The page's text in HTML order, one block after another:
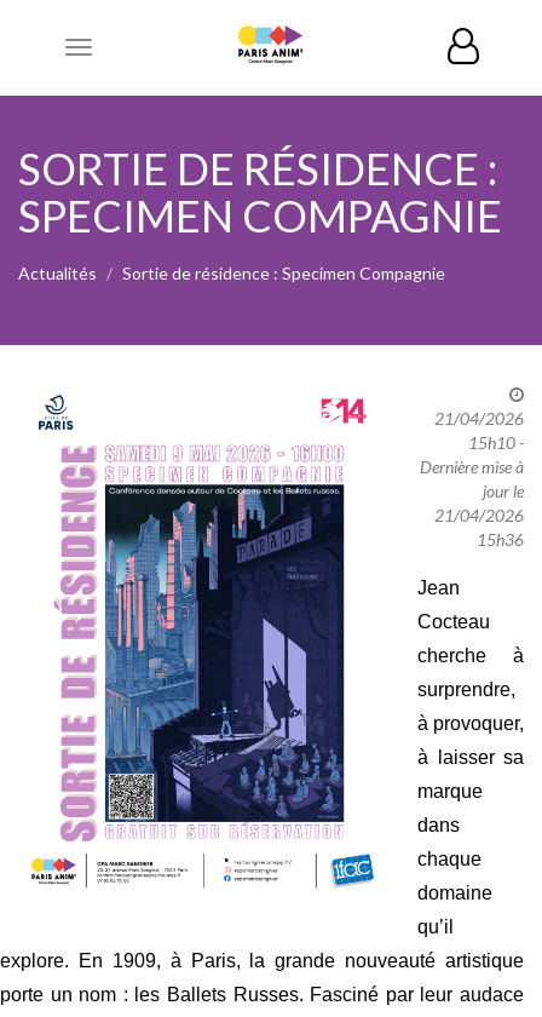
Toggle
SORTIE DE RÉSIDENCE :
SPECIMEN COMPAGNIE
Actualités Sortie de résidence : Specimen Compagnie
21/04/2026
15h10 -
Dernière mise à
jour le
21/04/2026
15h36
Jean
Cocteau
cherche à
surprendre,
à provoquer,
à laisser sa
marque
dans
chaque
domaine
qu’il
explore. En 1909, à Paris, la grande nouveauté artistique
porte un nom : les Ballets Russes. Fasciné par leur audace